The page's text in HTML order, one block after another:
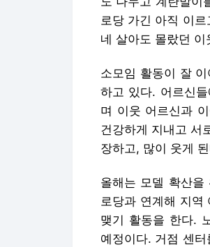
로당 가긴 아직 이
네 살아도 몰랐던
소모임 활동이 잘
하고 있다. 어르신
며 이웃 어르신과
건강하게 지내고 서
장하고, 많이 웃게
올해는 모델 확산
로당과 연계해 지역
맺기 활동을 한다.
예정이다. 거점 센